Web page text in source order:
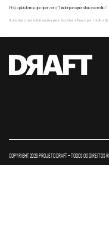
F(x), a plataforma que quer ser o “Tinder para quem busca crédito”
A startup cruza informações para facilitar a busca por crédito de
COPYRIGHT 2026 PROJETO DRAFT – TODOS OS DIREITOS